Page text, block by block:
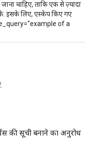
चाहिए, ताकि एक से ज़्यादा
इसके लिए, एस्केप किए गए
of a
की सूची बनाने का अनुरोध